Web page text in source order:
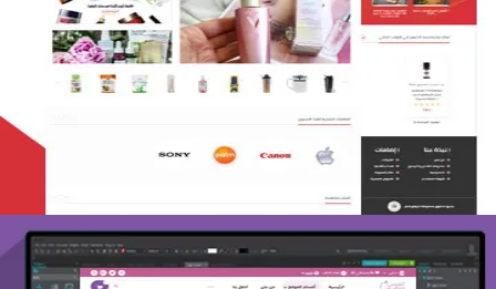
تصميم متجر لمار
التفاصيل